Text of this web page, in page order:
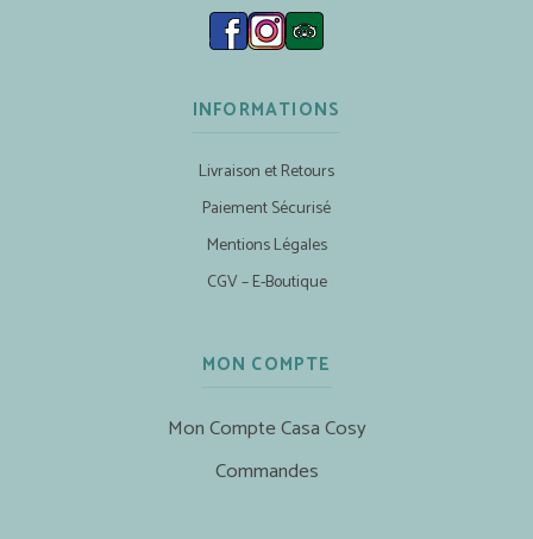
INFORMATIONS
Livraison et Retours
Paiement Sécurisé
Mentions Légales
CGV – E-Boutique
MON COMPTE
Mon Compte Casa Cosy
Commandes